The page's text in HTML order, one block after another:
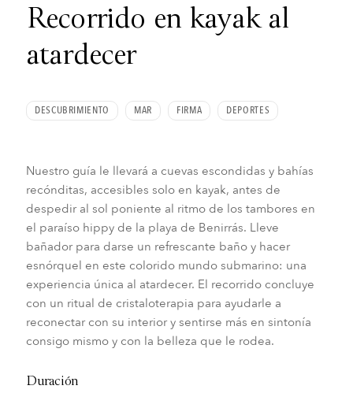
Recorrido en kayak al
atardecer
DESCUBRIMIENTO MAR FIRMA DEPORTES
Nuestro guía le llevará a cuevas escondidas y bahías
recónditas, accesibles solo en kayak, antes de
despedir al sol poniente al ritmo de los tambores en
el paraíso hippy de la playa de Benirrás. Lleve
bañador para darse un refrescante baño y hacer
esnórquel en este colorido mundo submarino: una
experiencia única al atardecer. El recorrido concluye
con un ritual de cristaloterapia para ayudarle a
reconectar con su interior y sentirse más en sintonía
consigo mismo y con la belleza que le rodea.
Duración